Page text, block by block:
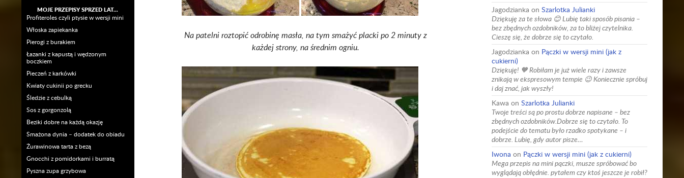
Na patelni roztopić odrobinę masła, na tym smażyć placki po 2 minuty z
każdej strony, na średnim ogniu.
Jagodzianka on Szarlotka Julianki
Dziękuję za te słowa 😊 Lubię taki sposób pisania –
bez zbędnych ozdobników, za to bliżej czytelnika.
Cieszę się, że dobrze się to czytało.
Jagodzianka on Pączki w wersji mini (jak z
cukierni)
Dziękuję! 🧡 Robiłam je już wiele razy i zawsze
znikają w ekspresowym tempie 😉 Koniecznie spróbuj
i daj znać, jak wyszły!
Kawa on Szarlotka Julianki
Twoje treści są po prostu dobrze napisane – bez
zbędnych ozdobników.Dobrze się to czytało. To
podejście do tematu było rzadko spotykane – i
dobrze. Lubię, gdy autor pisze…
Iwona on Pączki w wersji mini (jak z cukierni)
Mega przepis na mini pączki, musze spróbować bo
wyglądają obłędnie. pytałem czy ktoś jeszcze je robił?
MOJE PRZEPISY SPRZED LAT…
Profiteroles czyli ptysie w wersji mini
Włoska zapiekanka
Pierogi z burakiem
Łazanki z kapustą i wędzonym
boczkiem
Pieczeń z karkówki
Kwiaty cukinii po grecku
Śledzie z cebulką
Sos z gorgonzolą
Beziki dobre na każdą okazję
Smażona dynia – dodatek do obiadu
Żurawinowa tarta z bezą
Gnocchi z pomidorkami i burratą
Pyszna zupa grzybowa